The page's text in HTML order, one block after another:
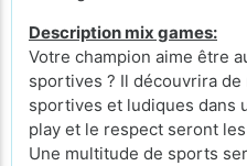
Description mix games:
Votre champion aime être
sportives ? Il découvrira
sportives et ludiques dans
play et le respect seront
Une multitude de sports